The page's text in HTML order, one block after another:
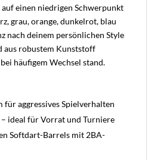
einen niedrigen Schwerpunkt
grau, orange, dunkelrot, blau
nach deinem persönlichen Style
aus robustem Kunststoff
häufigem Wechsel stand.
aggressives Spielverhalten
ideal für Vorrat und Turniere
Softdart-Barrels mit 2BA-